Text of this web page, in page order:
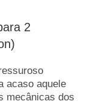
2
acaso aquele
mecânicas dos